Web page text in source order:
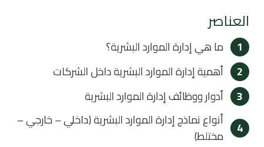
العناصر
1
ما هي إدارة الموارد البشرية؟
2
أهمية إدارة الموارد البشرية داخل الشركات
3
أدوار ووظائف إدارة الموارد البشرية
4
أنواع نماذج إدارة الموارد البشرية (داخلي – خارجي –
مختلط)